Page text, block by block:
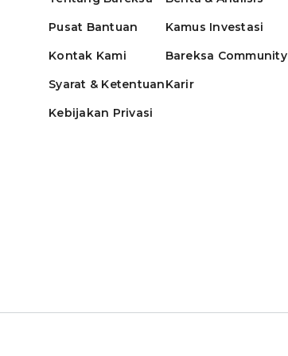
Pusat Bantuan
Kontak Kami
Syarat & Ketentuan
Kebijakan Privasi
Kamus Investasi
Bareksa Community
Karir